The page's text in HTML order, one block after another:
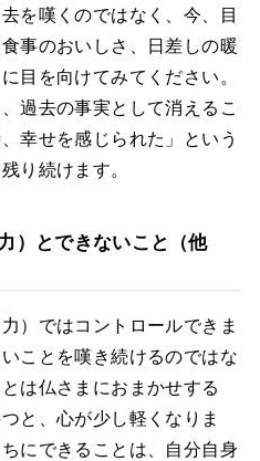
を嘆くのではなく、今、目
事のおいしさ、日差しの暖
目を向けてみてください。
過去の事実として消えるこ
幸せを感じられた」という
り続けます。
）とできないこと（他
）ではコントロールできま
ことを嘆き続けるのではな
は仏さまにおまかせする
と、心が少し軽くなりま
にできることは、自分自身